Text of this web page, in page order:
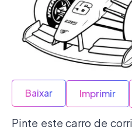
Baixar Imprimir
Pinte este carro de